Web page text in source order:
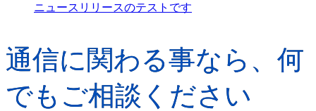
ニュースリリースのテストです
通信に関わる事なら、何
でもご相談ください